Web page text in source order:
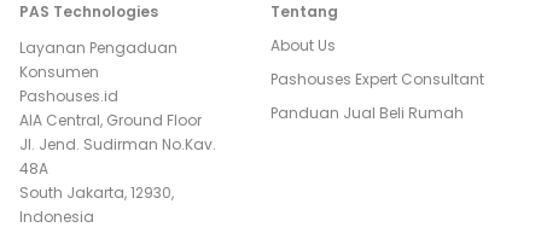
PAS Technologies
Layanan Pengaduan
Konsumen
Pashouses.id
AIA Central, Ground Floor
Jl. Jend. Sudirman No.Kav.
48A
South Jakarta, 12930,
Indonesia
Tentang
About Us
Pashouses Expert Consultant
Panduan Jual Beli Rumah